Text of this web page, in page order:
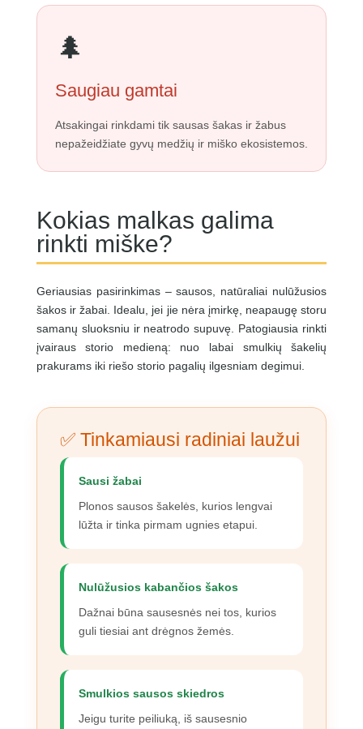
🌲
Saugiau gamtai
Atsakingai rinkdami tik sausas šakas ir žabus
nepažeidžiate gyvų medžių ir miško ekosistemos.
Kokias malkas galima
rinkti miške?
Geriausias pasirinkimas – sausos, natūraliai nulūžusios
šakos ir žabai. Idealu, jei jie nėra įmirkę, neapaugę storu
samanų sluoksniu ir neatrodo supuvę. Patogiausia rinkti
įvairaus storio medieną: nuo labai smulkių šakelių
prakurams iki riešo storio pagalių ilgesniam degimui.
✅ Tinkamiausi radiniai laužui
Sausi žabai
Plonos sausos šakelės, kurios lengvai
lūžta ir tinka pirmam ugnies etapui.
Nulūžusios kabančios šakos
Dažnai būna sausesnės nei tos, kurios
guli tiesiai ant drėgnos žemės.
Smulkios sausos skiedros
Jeigu turite peiliuką, iš sausesnio